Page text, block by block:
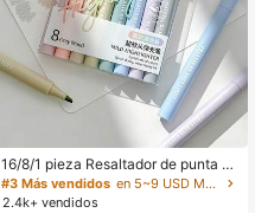
16/8/1 pieza Resaltador de punta ult
ra suave "Soft Glow", perfecto para
estudiantes y trabajadores de oficin
#3 Más vendidos
en 5~9 USD Marcadores y Resaltadores
2.4k+ vendidos